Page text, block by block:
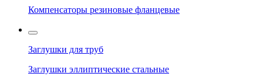
Компенсаторы резиновые фланцевые
Заглушки для труб
Заглушки эллиптические стальные